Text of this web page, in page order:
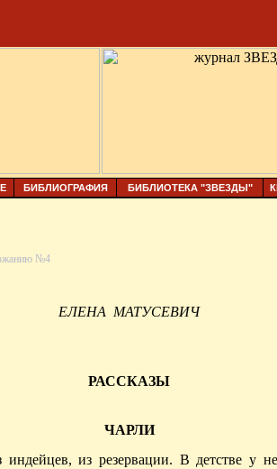
БИБЛИОГРАФИЯ БИБЛИОТЕКА "ЗВЕЗДЫ"
№4
ЕЛЕНА МАТУСЕВИЧ
РАССКАЗЫ
ЧАРЛИ
из резервации. В детстве у